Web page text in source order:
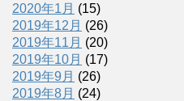
2020年1月 (15)
2019年12月 (26)
2019年11月 (20)
2019年10月 (17)
2019年9月 (26)
2019年8月 (24)